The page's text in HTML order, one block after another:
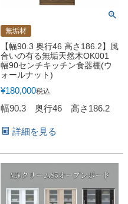
無垢材
【幅90.3 奥行46 高さ186.2】風
合いの有る無垢天然木OK001
幅90センチキッチン食器棚(ウ
ォールナット)
¥180,000税込
幅90.3 奥行46 高さ186.2
詳細を見る